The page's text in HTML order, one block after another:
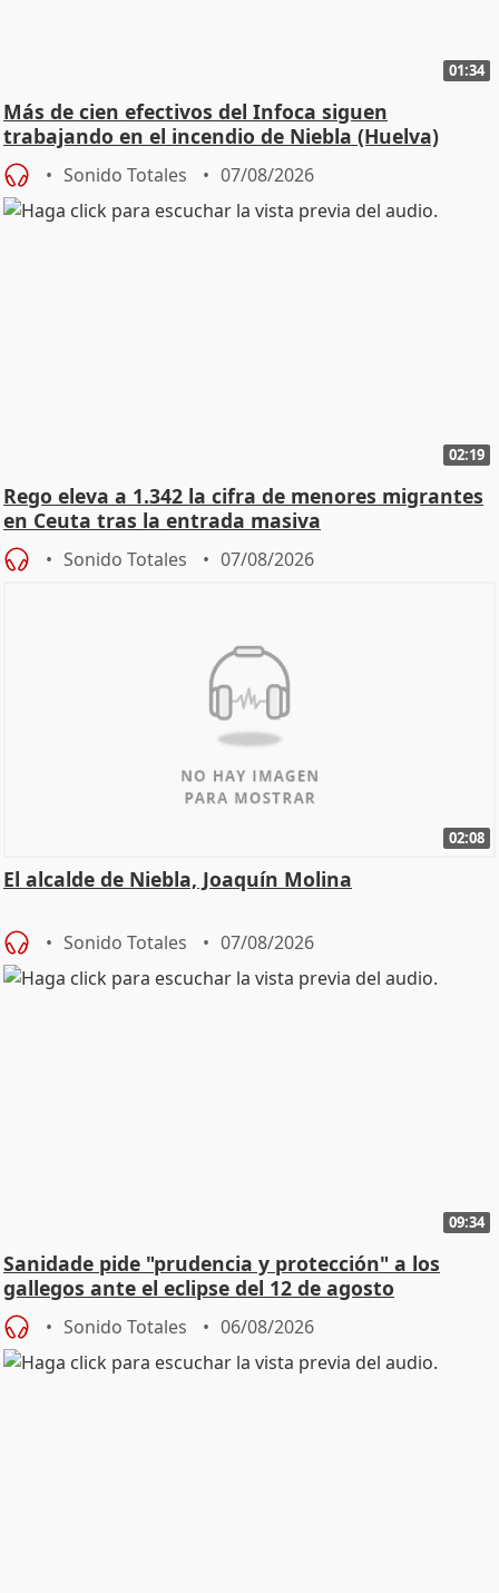
01:34
Más de cien efectivos del Infoca siguen
trabajando en el incendio de Niebla (Huelva)
Sonido Totales 07/08/2026
02:19
Rego eleva a 1.342 la cifra de menores migrantes
en Ceuta tras la entrada masiva
Sonido Totales 07/08/2026
02:08
El alcalde de Niebla, Joaquín Molina
Sonido Totales 07/08/2026
09:34
Sanidade pide "prudencia y protección" a los
gallegos ante el eclipse del 12 de agosto
Sonido Totales 06/08/2026